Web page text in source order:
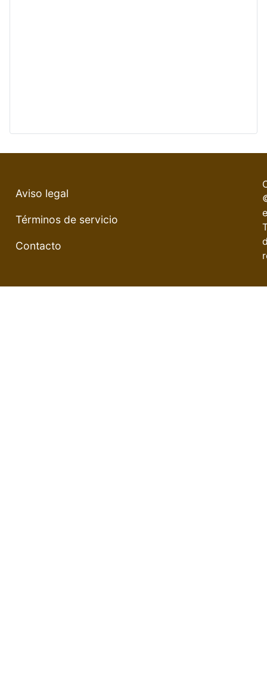
Aviso legal
Términos de servicio
Contacto